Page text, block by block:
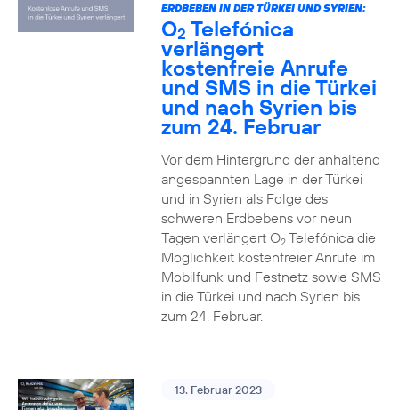
ERDBEBEN IN DER TÜRKEI UND SYRIEN:
O2 Telefónica
verlängert
kostenfreie Anrufe
und SMS in die Türkei
und nach Syrien bis
zum 24. Februar
Vor dem Hintergrund der anhaltend
angespannten Lage in der Türkei
und in Syrien als Folge des
schweren Erdbebens vor neun
Tagen verlängert O2Telefónica die
Möglichkeit kostenfreier Anrufe im
Mobilfunk und Festnetz sowie SMS
in die Türkei und nach Syrien bis
zum 24. Februar.
13. Februar 2023